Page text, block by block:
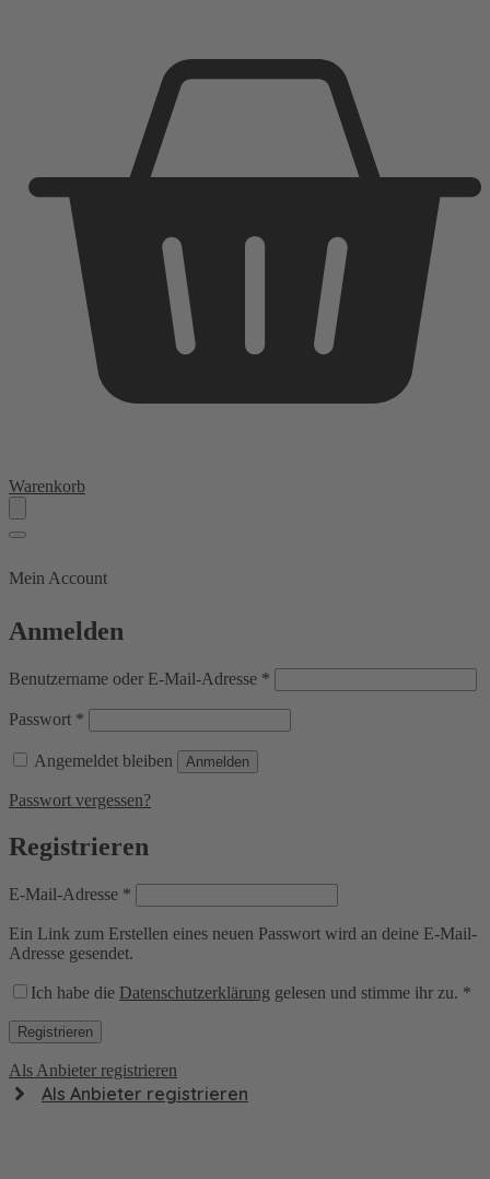
Warenkorb
Mein Account
Anmelden
Benutzername oder E-Mail-Adresse *
Passwort *
Angemeldet bleiben Anmelden
Passwort vergessen?
Registrieren
E-Mail-Adresse *
Ein Link zum Erstellen eines neuen Passwort wird an deine E-Mail-
Adresse gesendet.
Ich habe die Datenschutzerklärung gelesen und stimme ihr zu. *
Registrieren
Als Anbieter registrieren
Als Anbieter registrieren